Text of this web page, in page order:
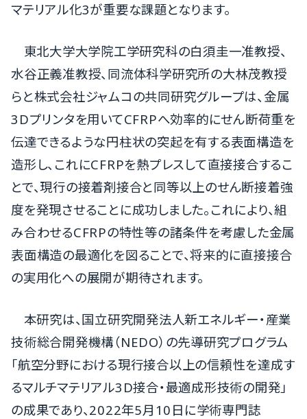
マテリアル化3が重要な課題となります。
東北大学大学院工学研究科の白須圭一准教授、
水谷正義准教授、同流体科学研究所の大林茂教授
らと株式会社ジャムコの共同研究グループは、金属
3Dプリンタを用いてCFRPへ効率的にせん断荷重を
伝達できるような円柱状の突起を有する表面構造を
造形し、これにCFRPを熱プレスして直接接合するこ
とで、現行の接着剤接合と同等以上のせん断接着強
度を発現させることに成功しました。これにより、組
み合わせるCFRPの特性等の諸条件を考慮した金属
表面構造の最適化を図ることで、将来的に直接接合
の実用化への展開が期待されます。
本研究は、国立研究開発法人新エネルギー・産業
技術総合開発機構（NEDO）の先導研究プログラム
「航空分野における現行接合以上の信頼性を達成す
るマルチマテリアル3D接合・最適成形技術の開発」
の成果であり、2022年5月10日に学術専門誌